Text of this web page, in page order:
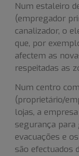
Num estaleiro
(empregador
canalizador, o
que, por
afectem as
respeitadas as
Num centro
(proprietário/
lojas, a
segurança para
evacuações e
são efectuados